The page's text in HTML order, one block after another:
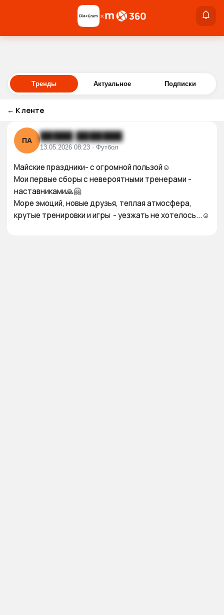
Войти
×
Тренды Актуальное Подписки
← К ленте
ПА █████ ███████
13.05.2026 08:23 · Футбол
Майские праздники- с огромной пользой☺️
Мои первые сборы с невероятными тренерами -
наставниками🙏🤗
Море эмоций, новые друзья, теплая атмосфера,
крутые тренировки и игры  - уезжать не хотелось...☺️